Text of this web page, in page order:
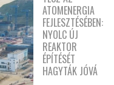
ATOMENERGIA
FEJLESZTÉSÉBEN:
NYOLC ÚJ
REAKTOR
ÉPÍTÉSÉT
HAGYTÁK JÓVÁ